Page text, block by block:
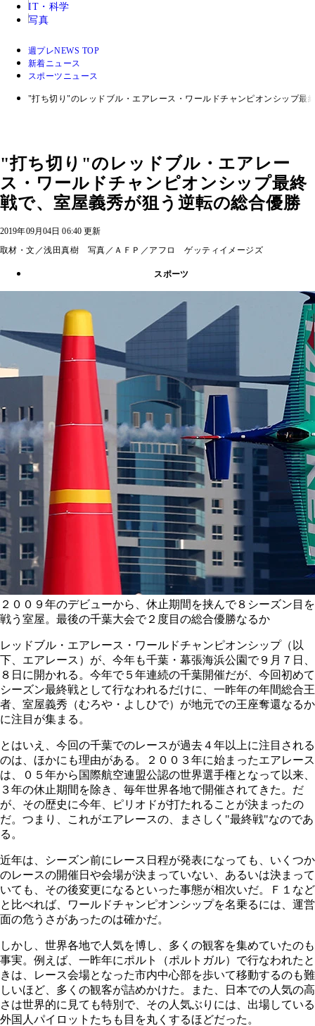
IT・科学
写真
週プレNEWS TOP
新着ニュース
スポーツニュース
"打ち切り"のレッドブル・エアレース・ワールドチャンピオンシップ最
"打ち切り"のレッドブル・エアレー
ス・ワールドチャンピオンシップ最終
戦で、室屋義秀が狙う逆転の総合優勝
2019年09月04日 06:40 更新
取材・文／浅田真樹 写真／ＡＦＰ／アフロ ゲッティイメージズ
スポーツ
２００９年のデビューから、休止期間を挟んで８シーズン目を
戦う室屋。最後の千葉大会で２度目の総合優勝なるか
レッドブル・エアレース・ワールドチャンピオンシップ（以
下、エアレース）が、今年も千葉・幕張海浜公園で９月７日、
８日に開かれる。今年で５年連続の千葉開催だが、今回初めて
シーズン最終戦として行なわれるだけに、一昨年の年間総合王
者、室屋義秀（むろや・よしひで）が地元での王座奪還なるか
に注目が集まる。
とはいえ、今回の千葉でのレースが過去４年以上に注目される
のは、ほかにも理由がある。２００３年に始まったエアレース
は、０５年から国際航空連盟公認の世界選手権となって以来、
３年の休止期間を除き、毎年世界各地で開催されてきた。だ
が、その歴史に今年、ピリオドが打たれることが決まったの
だ。つまり、これがエアレースの、まさしく"最終戦"なのであ
る。
近年は、シーズン前にレース日程が発表になっても、いくつか
のレースの開催日や会場が決まっていない、あるいは決まって
いても、その後変更になるといった事態が相次いだ。Ｆ１など
と比べれば、ワールドチャンピオンシップを名乗るには、運営
面の危うさがあったのは確かだ。
しかし、世界各地で人気を博し、多くの観客を集めていたのも
事実。例えば、一昨年にポルト（ポルトガル）で行なわれたと
きは、レース会場となった市内中心部を歩いて移動するのも難
しいほど、多くの観客が詰めかけた。また、日本での人気の高
さは世界的に見ても特別で、その人気ぶりには、出場している
外国人パイロットたちも目を丸くするほどだった。